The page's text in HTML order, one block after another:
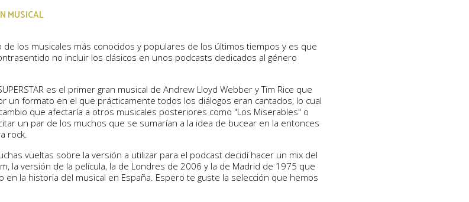
MUSICAL
de los musicales más conocidos y populares de los últimos tiempos y es que
no incluir los clásicos en unos podcasts dedicados al género
SUPERSTAR es el primer gran musical de Andrew Lloyd Webber y Tim Rice que
un formato en el que prácticamente todos los diálogos eran cantados, lo cual
que afectaría a otros musicales posteriores como "Los Miserables" o
un par de los muchos que se sumarían a la idea de bucear en la entonces
rock.
vueltas sobre la versión a utilizar para el podcast decidí hacer un mix del
la versión de la película, la de Londres de 2006 y la de Madrid de 1975 que
en la historia del musical en España. Espero te guste la selección que hemos